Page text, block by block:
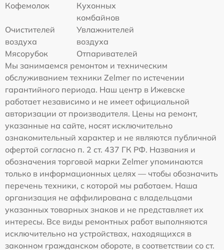
Кофемолок
Кухонных
комбайнов
Очистителей
воздуха
Увлажнителей
воздуха
Мясорубок
Отпаривателей
Мы занимаемся ремонтом и техническим
обслуживанием техники Zelmer по истечении
гарантийного периода. Наш центр в Ижевске
работает независимо и не имеет официальной
авторизации от производителя. Цены на ремонт,
указанные на сайте, носят исключительно
ознакомительный характер и не являются публичной
офертой согласно п. 2 ст. 437 ГК РФ. Названия и
обозначения торговой марки Zelmer упоминаются
только в информационных целях — чтобы обозначить
перечень техники, с которой мы работаем. Наша
организация не аффилирована с владельцами
указанных товарных знаков и не представляет их
интересы. Все виды ремонтных работ выполняются
исключительно на устройствах, находящихся в
законном гражданском обороте, в соответствии со ст.